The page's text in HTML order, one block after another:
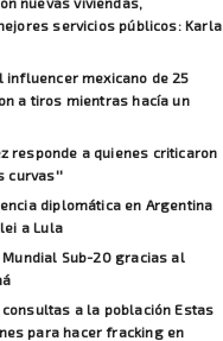
servicios públicos: Karla
influencer mexicano de 25
a tiros mientras hacía un
responde a quienes criticaron
curvas''
diplomática en Argentina
a Lula
Sub-20 gracias al
a la población Estas
para hacer fracking en